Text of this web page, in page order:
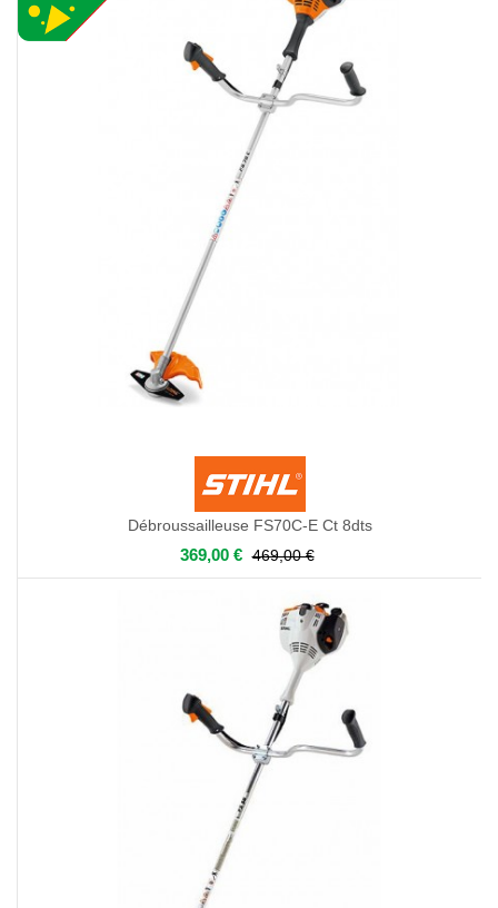
Débroussailleuse FS70C-E Ct 8dts
369,00 € 469,00 €